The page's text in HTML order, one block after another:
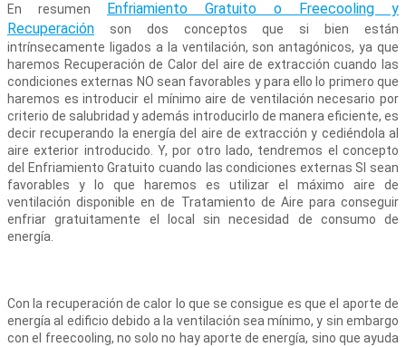
En resumen Enfriamiento Gratuito o Freecooling y
Recuperación son dos conceptos que si bien están
intrínsecamente ligados a la ventilación, son antagónicos, ya que
haremos Recuperación de Calor del aire de extracción cuando las
condiciones externas NO sean favorables y para ello lo primero que
haremos es introducir el mínimo aire de ventilación necesario por
criterio de salubridad y además introducirlo de manera eficiente, es
decir recuperando la energía del aire de extracción y cediéndola al
aire exterior introducido. Y, por otro lado, tendremos el concepto
del Enfriamiento Gratuito cuando las condiciones externas SI sean
favorables y lo que haremos es utilizar el máximo aire de
ventilación disponible en de Tratamiento de Aire para conseguir
enfriar gratuitamente el local sin necesidad de consumo de
energía.
Con la recuperación de calor lo que se consigue es que el aporte de
energía al edificio debido a la ventilación sea mínimo, y sin embargo
con el freecooling, no solo no hay aporte de energía, sino que ayuda